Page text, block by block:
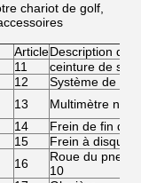
chariot de golf,
ArticleDescription
11
ceinture de
12
Système de
13
Multimètre
14
Frein de fin de
15
Frein à disque
16
Roue du pneu
10